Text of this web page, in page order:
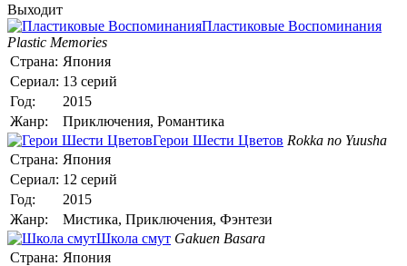
Выходит
Пластиковые Воспоминания
Plastic Memories
Страна: Япония
Сериал: 13 серий
Год:
2015
Жанр:
Приключения, Романтика
Герои Шести Цветов Rokka no Yuusha
Страна: Япония
Сериал: 12 серий
Год:
2015
Жанр:
Мистика, Приключения, Фэнтези
Школа смут Gakuen Basara
Страна: Япония